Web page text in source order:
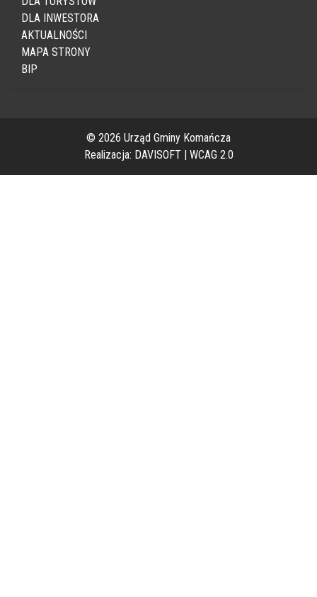
DLA TURYSTÓW
DLA INWESTORA
AKTUALNOŚCI
MAPA STRONY
© 2026 Urząd Gminy Komańcza
Realizacja:
|